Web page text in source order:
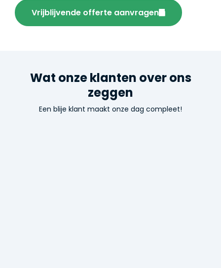
Vrijblijvende offerte aanvragen
Wat onze klanten over ons
zeggen
Een blije klant maakt onze dag compleet!